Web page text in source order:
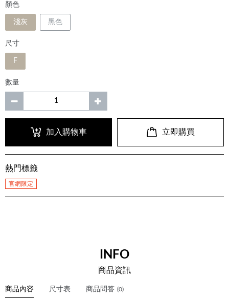
顏色
淺灰 黑色
尺寸
F
數量
加入購物車 立即購買
熱門標籤
官網限定
INFO
商品資訊
商品內容 尺寸表 商品問答 (0)